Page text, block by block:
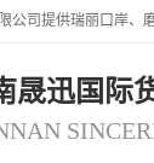
晟迅国际